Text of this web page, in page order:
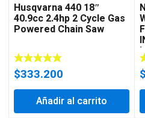
Husqvarna 440 18″
40.9cc 2.4hp 2 Cycle Gas
Powered Chain Saw
$333.200
Añadir al carrito
$